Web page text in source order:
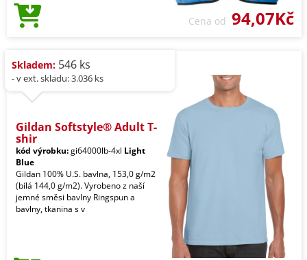
Cena od 94,07Kč
Skladem: 546 ks
- v ext. skladu: 3.036 ks
Gildan Softstyle® Adult T-
shir
kód výrobku:gi64000lb-4xl Light
Blue
Gildan 100% U.S. bavlna, 153,0 g/m2
(bílá 144,0 g/m2). Vyrobeno z naší
jemné směsi bavlny Ringspun a
bavlny, tkanina s v